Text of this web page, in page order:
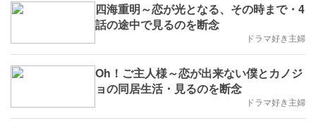
四海重明～恋が光となる、その時まで・4
話の途中で見るのを断念
ドラマ好き主婦
Oh！ご主人様～恋が出来ない僕とカノジ
ョの同居生活・見るのを断念
ドラマ好き主婦